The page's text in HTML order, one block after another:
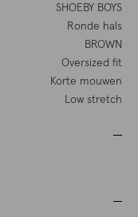
SHOEBY BOYS
Ronde hals
BROWN
Oversized fit
Korte mouwen
Low stretch